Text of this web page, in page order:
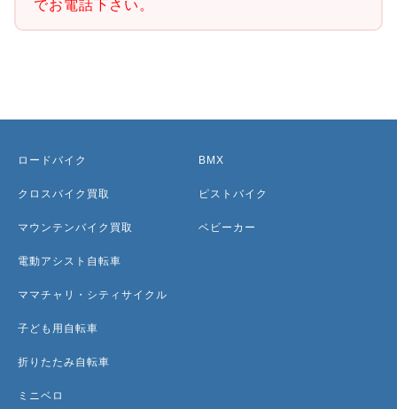
でお電話下さい。
ロードバイク
クロスバイク買取
マウンテンバイク買取
電動アシスト自転車
ママチャリ・シティサイクル
子ども用自転車
折りたたみ自転車
ミニベロ
BMX
ピストバイク
ベビーカー